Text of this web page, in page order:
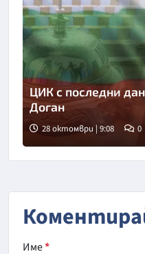
ЦИК с последни
Доган
28 октомври | 9:08 0
Име*